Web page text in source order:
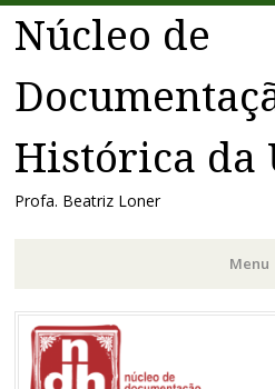
Núcleo de
Histórica da
Profa. Beatriz Loner
Menu
Pular
para